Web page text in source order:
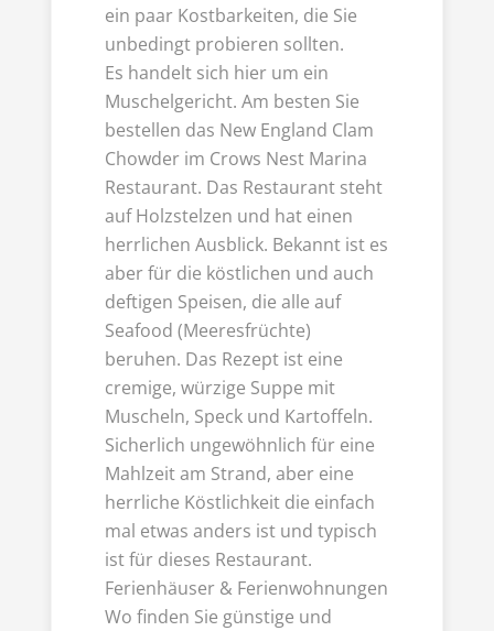
ein paar Kostbarkeiten, die Sie
unbedingt probieren sollten.
Es handelt sich hier um ein
Muschelgericht. Am besten Sie
bestellen das New England Clam
Chowder im Crows Nest Marina
Restaurant. Das Restaurant steht
auf Holzstelzen und hat einen
herrlichen Ausblick. Bekannt ist es
aber für die köstlichen und auch
deftigen Speisen, die alle auf
Seafood (Meeresfrüchte)
beruhen. Das Rezept ist eine
cremige, würzige Suppe mit
Muscheln, Speck und Kartoffeln.
Sicherlich ungewöhnlich für eine
Mahlzeit am Strand, aber eine
herrliche Köstlichkeit die einfach
mal etwas anders ist und typisch
ist für dieses Restaurant.
Ferienhäuser & Ferienwohnungen
Wo finden Sie günstige und